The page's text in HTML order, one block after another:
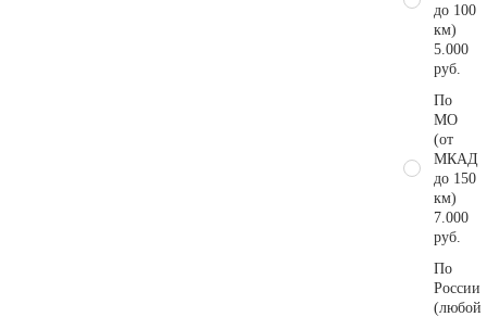
до 100
км)
5.000
руб.
По
МО
(от
МКАД
до 150
км)
7.000
руб.
По
России
(любой